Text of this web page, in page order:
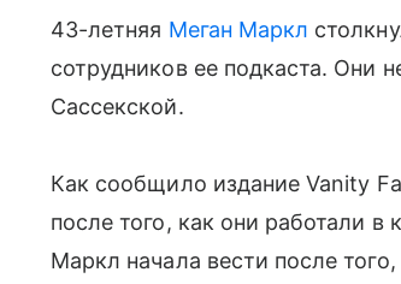
43-летняя Меган Маркл
сотрудников ее подкаста. Они
Сассекской.
Как сообщило издание Vanity
после того, как они работали
Маркл начала вести после